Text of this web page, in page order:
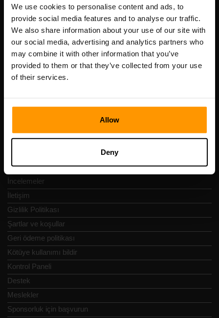
We use cookies to personalise content and ads, to
provide social media features and to analyse our traffic.
We also share information about your use of our site with
our social media, advertising and analytics partners who
may combine it with other information that you’ve
provided to them or that they’ve collected from your use
of their services.
Allow
Deny
Şirketimiz
Scalable Hosting Solutions OÜ
Tescil kodu: 14652605
KDV numarası: EE102133820
İncelemeler
İletişim
Gizlilik Politikası
Şartlar ve koşullar
Geri ödeme politikası
Kötüye kullanımı bildir
Kontrol Paneli
Destek
Meslekler
Sponsorluk için başvurun